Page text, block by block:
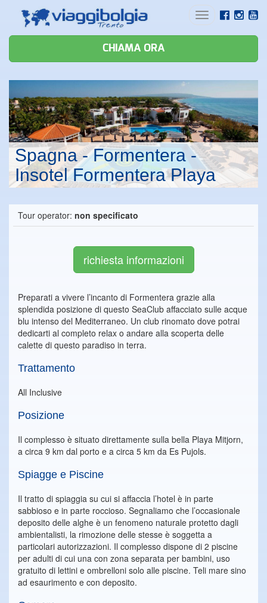
Toggle
CHIAMA ORA
Spagna - Formentera -
Insotel Formentera Playa
Tour operator: non specificato
richiesta informazioni
Preparati a vivere l’incanto di Formentera grazie alla
splendida posizione di questo SeaClub affacciato sulle acque
blu intenso del Mediterraneo. Un club rinomato dove potrai
dedicarti al completo relax o andare alla scoperta delle
calette di questo paradiso in terra.
Trattamento
All Inclusive
Posizione
Il complesso è situato direttamente sulla bella Playa Mitjorn,
a circa 9 km dal porto e a circa 5 km da Es Pujols.
Spiagge e Piscine
Il tratto di spiaggia su cui si affaccia l’hotel è in parte
sabbioso e in parte roccioso. Segnaliamo che l’occasionale
deposito delle alghe è un fenomeno naturale protetto dagli
ambientalisti, la rimozione delle stesse è soggetta a
particolari autorizzazioni. Il complesso dispone di 2 piscine
per adulti di cui una con zona separata per bambini, uso
gratuito di lettini e ombrelloni solo alle piscine. Teli mare sino
ad esaurimento e con deposito.